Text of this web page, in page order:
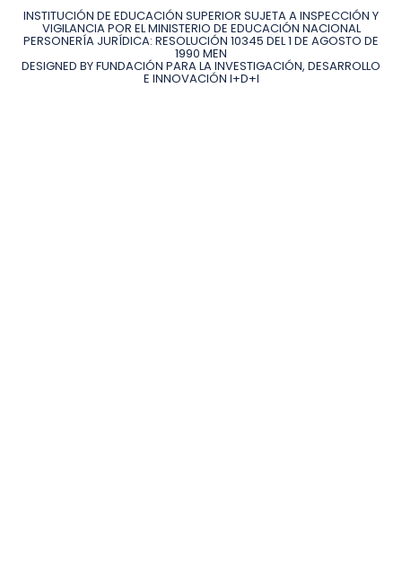
INSTITUCIÓN DE EDUCACIÓN SUPERIOR SUJETA A INSPECCIÓN Y
VIGILANCIA POR EL MINISTERIO DE EDUCACIÓN NACIONAL
PERSONERÍA JURÍDICA: RESOLUCIÓN 10345 DEL 1 DE AGOSTO DE
1990 MEN
DESIGNED BY FUNDACIÓN PARA LA INVESTIGACIÓN, DESARROLLO
E INNOVACIÓN I+D+I